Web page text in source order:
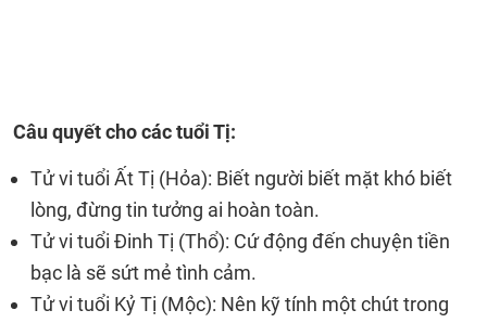
Câu quyết cho các tuổi Tị:
Tử vi tuổi Ất Tị (Hỏa): Biết người biết mặt khó biết
lòng, đừng tin tưởng ai hoàn toàn.
Tử vi tuổi Đinh Tị (Thổ): Cứ động đến chuyện tiền
bạc là sẽ sứt mẻ tình cảm.
Tử vi tuổi Kỷ Tị (Mộc): Nên kỹ tính một chút trong